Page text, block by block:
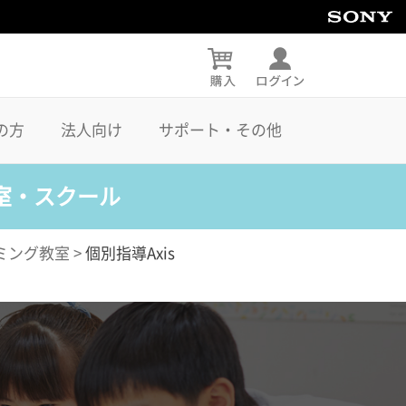
方 法人向け サポート・その他
・スクール
ング教室 > 個別指導Axis